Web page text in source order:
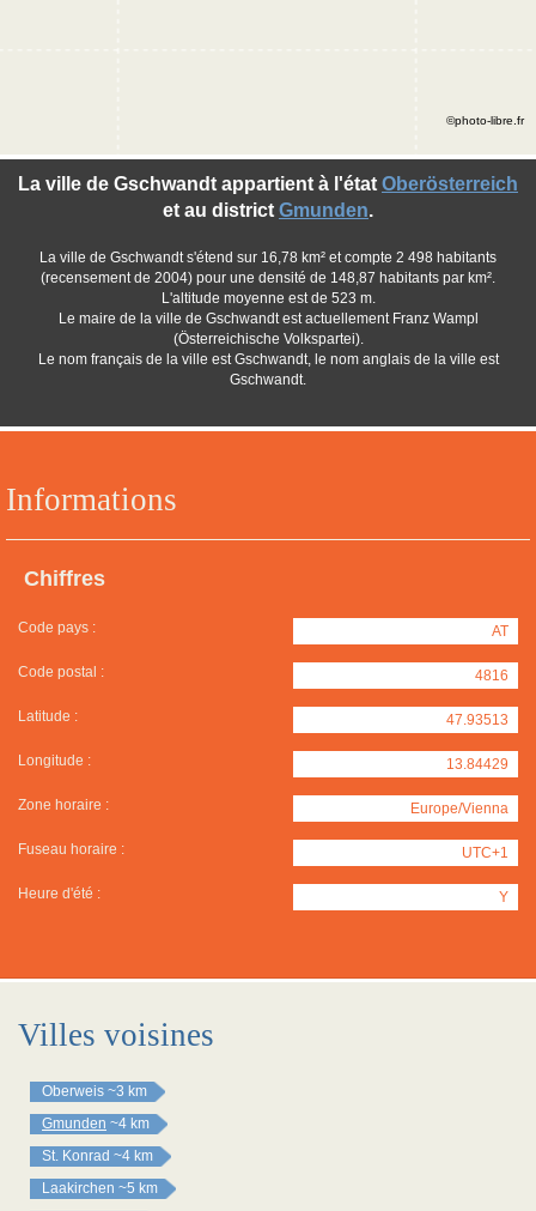
Informations
Chiffres
Code pays : AT
Code postal : 4816
Latitude : 47.93513
Longitude : 13.84429
Zone horaire : Europe/Vienna
Fuseau horaire : UTC+1
Heure d'été : Y
La ville de Gschwandt appartient à l'état Oberösterreich
et au district Gmunden.
La ville de Gschwandt s'étend sur 16,78 km² et compte 2 498 habitants
(recensement de 2004) pour une densité de 148,87 habitants par km².
L'altitude moyenne est de 523 m.
Le maire de la ville de Gschwandt est actuellement Franz Wampl
(Österreichische Volkspartei).
Le nom français de la ville est Gschwandt, le nom anglais de la ville est
Gschwandt.
©photo-libre.fr
Villes voisines
Oberweis ~3 km
Gmunden ~4 km
St. Konrad ~4 km
Laakirchen ~5 km